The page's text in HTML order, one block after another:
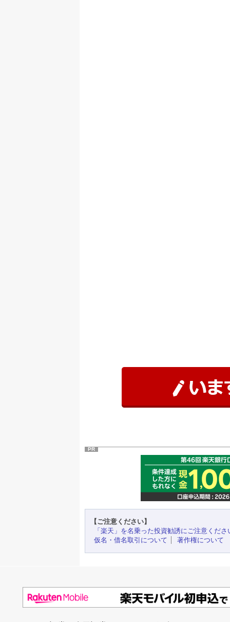
PR
【ご注意ください】
「楽天」を名乗った投資勧誘にご注意くださ
仮名・借名取引について
著作権について